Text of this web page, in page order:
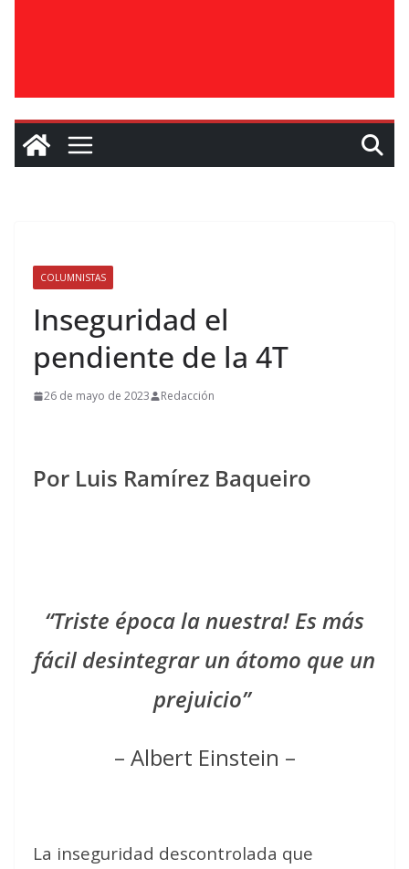
COLUMNISTAS
Inseguridad el
pendiente de la 4T
26 de mayo de 2023 Redacción
Por Luis Ramírez Baqueiro
“Triste época la nuestra! Es más
fácil desintegrar un átomo que un
prejuicio”
– Albert Einstein –
La inseguridad descontrolada que